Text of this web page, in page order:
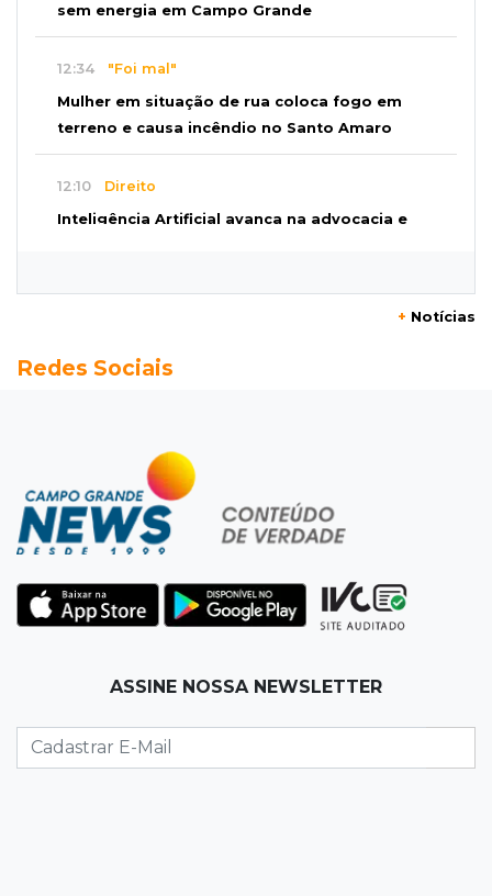
sem energia em Campo Grande
12:34 "Foi mal"
Mulher em situação de rua coloca fogo em
terreno e causa incêndio no Santo Amaro
12:10 Direito
Inteligência Artificial avança na advocacia e
Choque ao lado de condomínio
Primeiro corpo do “cemitério de Nando”
nunca teve nome
11:48 Nova Alvorada do Sul
que prefeito agride mulheres
Mãe narra emboscada e diz ter sido amarrada
+ Notícias
Redes Sociais
ASSINE NOSSA NEWSLETTER